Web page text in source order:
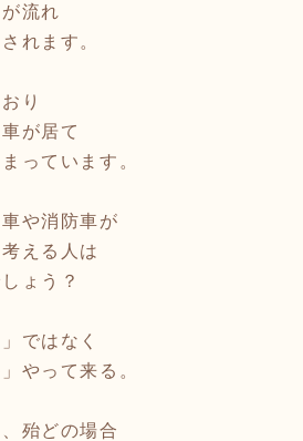
流れ
れます。
り
が居て
っています。
や消防車が
える人は
ょう？
ではなく
やって来る。
殆どの場合